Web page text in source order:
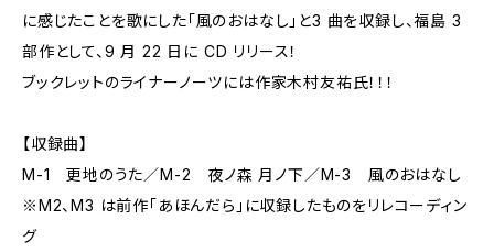
に感じたことを歌にした「風のおはなし」と3 曲を収録し、福島 3
部作として、9 月 22 日に CD リリース！
ブックレットのライナーノーツには作家木村友祐氏！！！
【収録曲】
M-1 更地のうた／M-2 夜ノ森 月ノ下／M-3 風のおはなし
※M2、M3 は前作「あほんだら」に収録したものをリレコーディン
グ